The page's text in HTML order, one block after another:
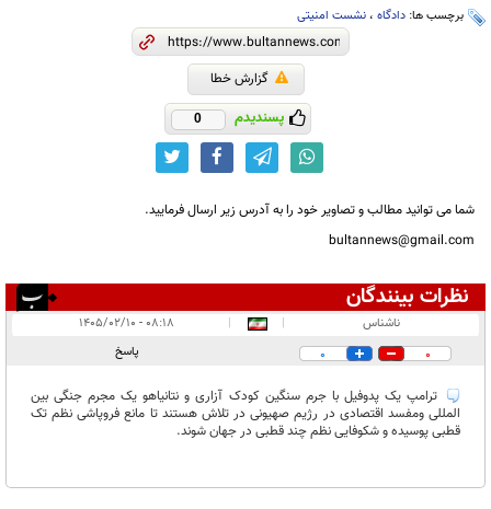
برچسب ها: دادگاه ، نشست امنیتی
گزارش خطا
پسندیدم 0
شما می توانید مطالب و تصاویر خود را به آدرس زیر ارسال فرمایید.
bultannews@gmail.com
نظرات بینندگان
در انتظار بررسی:
ناشناس |
|
۰۸:۱۸ - ۱۴۰۵/۰۲/۱۰
0
0 پاسخ
ترامپ یک پدوفیل با جرم سنگین کودک آزاری و نتانیاهو یک مجرم جنگی بین
المللی ومفسد اقتصادی در رژیم صهیونی در تلاش هستند تا مانع فروپاشی نظم تک
قطبی پوسیده و شکوفایی نظم چند قطبی در جهان شوند.